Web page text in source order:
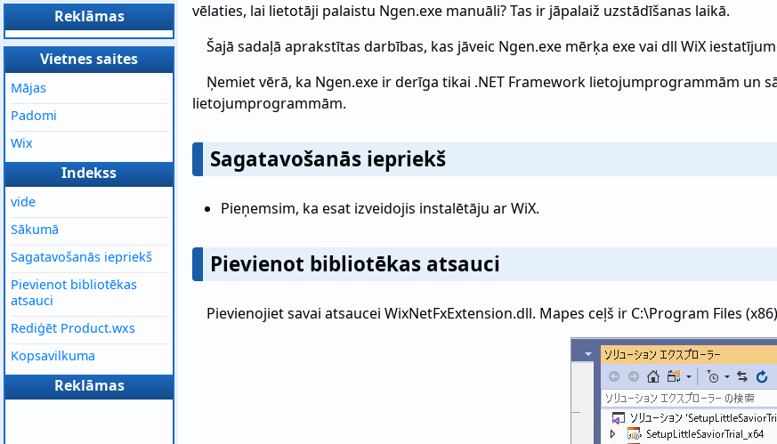
vēlaties, lai lietotāji palaistu Ngen.exe manuāli? Tas ir jāpalaiž uzstādīšanas laikā.
Šajā sadaļā aprakstītas darbības, kas jāveic Ngen.exe mērķa exe vai dll WiX
Ņemiet vērā, ka Ngen.exe ir derīga tikai .NET Framework lietojumprogrammām un
lietojumprogrammām.
Sagatavošanās iepriekš
Pieņemsim, ka esat izveidojis instalētāju ar WiX.
Pievienot bibliotēkas atsauci
Pievienojiet savai atsaucei WixNetFxExtension.dll. Mapes ceļš ir C:\Program Files
Reklāmas
Vietnes saites
Mājas
Padomi
Wix
Indekss
vide
Sākumā
Sagatavošanās iepriekš
Pievienot bibliotēkas
atsauci
Rediģēt Product.wxs
Kopsavilkuma
Reklāmas